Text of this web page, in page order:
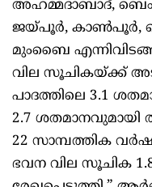
അഹമ്മദാബാദ്,
ജയ്പൂര്‍, കാണ്‍പൂര്‍,
മുംബൈ
വില സൂചികയ്ക്ക്
പാദത്തിലെ 3.1
2.7 ശതമാനവുമായി
22 സാമ്പത്തിക
ഭവന വില സൂചിക